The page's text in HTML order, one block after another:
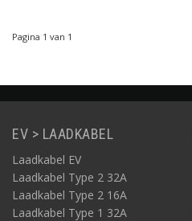
Pagina 1 van 1
EV > LAADKABEL
Laadkabel EV
Laadkabel Type 2 32A
Laadkabel Type 2 16A
Laadkabel Type 1 32A